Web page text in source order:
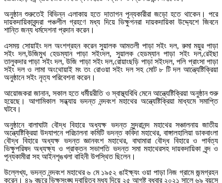
অনুষ্ঠান শুরুতেই বিভিন্ন এলাকায় হতে দাতাগন পূন্যকারীরা জড়ো হতে থাকেন। পরে
দায়কদায়িকাবৃন্দরা পঞ্চশীল গ্রহণে মধ্য দিয়ে ভিক্ষুগনরা দায়কদায়িকা উদ্দ্যেশে জিবনে
শান্তি জন্য ধর্মদেশনা প্রদান করেন।
এসময় সোয়াইং দল অংশগ্রহন করেন সুয়ালক আমতলী পাড়া সইং দল, রুমা ময়ুর পাড়া
সইং দল,উজিমুখ হেডম্যান পাড়া সইংদল, সুয়ালক হেডম্যান পাড়া সইং দল,রেইছা
তালুকদার পাড়া সইং দল, উজি পাড়া সইং দল,রোয়াংছড়ি পাড়া সইংদল, পলি প্রাংসা পাড়া
সইং দল ও লামা অংথোয়াই মং তং রোওয়া সইং দল সহ মোট ৮ টি দল আন্ত্যেষ্টিক্রিয়া
অনুষ্ঠানে সইং নৃত্য পরিবেশনা করেন।
আয়োজকরা জানান, সকাল হতে ধর্মীয়রীতি ও স্বাস্থ্যবিধি মেনে আন্ত্যেষ্টিক্রিয়া অনুষ্ঠান শুরু
হয়েছে। আগামিকাল সন্ধ্যায় ভদন্ত নন্দবংশ মহাথের অন্ত্যেষ্টিক্রিয়া মাধ্যমে সমাপ্তি
ঘটবে।
অনুষ্ঠানে বালাঘাটা বৌদ্ধ বিহারে অধ্যক্ষ ভদন্ত সুন্দরানন্দ মহাথের সঞ্চালনায় জাতীয়
অন্ত্যেষ্টিক্রিয়া উদযাপনে পরিচালনা কমিটি ভদন্ত কবিদা মহাথের, বাঙ্গালহালিয়া ডাকবাংলা
বৌদ্ধ বিহারে অধ্যক্ষ ভদন্ত জ্ঞানবংশ মহাথের, বাঘামারা বৌদ্ধ বিহারে ও পার্বত্য
ভিক্ষুপরিষদ অধ্যক্ষ্য ও প্রাক্তন সভাপতি ভদন্ত সমা মহাথেরসহ দায়কদায়িকা বৃন্দ ও
পূন্যকামীরা সহ আইনশৃঙখলা বাহিনী উপস্থিত ছিলেন।
উল্লেখ্য, ভদন্ত নন্দবংশ মহাথের ৬ মে ১৯৫২ ঙাইক্ষ্যং ওয়া পাড়া নিজ গ্রামে জন্মগ্রহন
করেন। ৪৯ বছরে ভিক্ষুসংঙ্ঘ দ্বায়িত্ব মধ্য দিয়ে ২৫ আগষ্ট বুধবার ২০২১ সালে ৬৯ বয়সে